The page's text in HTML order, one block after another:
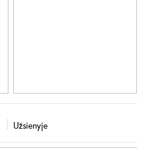
Užsienyje